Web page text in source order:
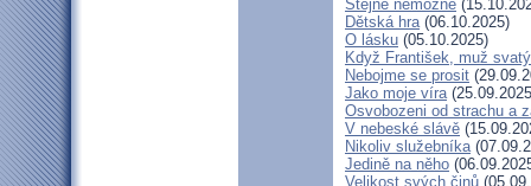
Stejně nemožné
Dětská hra(06.10.2025)
O lásku (05.10.2025)
Když František, muž svatý
Nebojme se prosit
Jako moje víra
Osvobozeni od strachu a
V nebeské slávě
Nikoliv služebníka
Jedině na něho
Velikost svých činů